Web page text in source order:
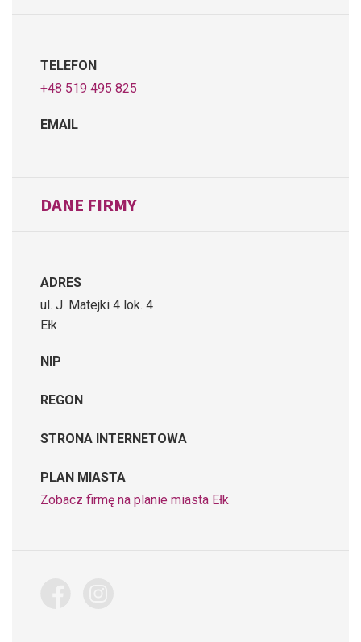
TELEFON
+48 519 495 825
EMAIL
DANE FIRMY
ADRES
ul. J. Matejki 4 lok. 4
Ełk
NIP
REGON
STRONA INTERNETOWA
PLAN MIASTA
Zobacz firmę na planie miasta Ełk